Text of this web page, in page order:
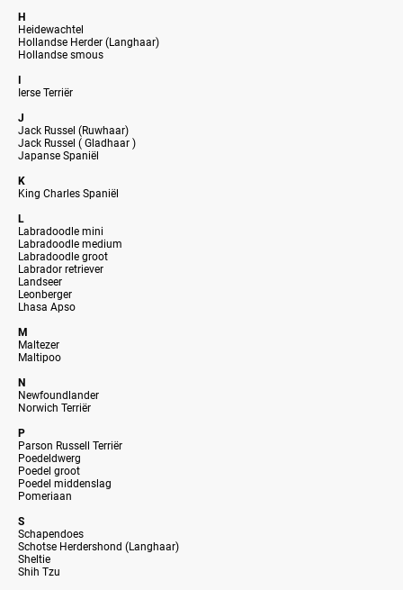
H
Heidewachtel
Hollandse Herder (Langhaar)
Hollandse smous
Ierse Terriër
J
Jack Russel (Ruwhaar)
Jack Russel ( Gladhaar )
Japanse Spaniël
K
King Charles Spaniël
L
Labradoodle mini
Labradoodle medium
Labradoodle groot
Labrador retriever
Landseer
Leonberger
Lhasa Apso
M
Maltezer
Maltipoo
N
Newfoundlander
Norwich Terriër
P
Parson Russell Terriër
Poedeldwerg
Poedel groot
Poedel middenslag
Pomeriaan
S
Schapendoes
Schotse Herdershond (Langhaar)
Sheltie
Shih Tzu